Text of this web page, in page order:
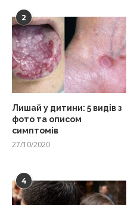
2
Лишай у дитини: 5 видів з
фото та описом
симптомів
27/10/2020
4